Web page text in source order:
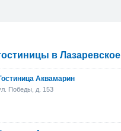
в Лазаревское
Аквамарин
Победы, д. 153